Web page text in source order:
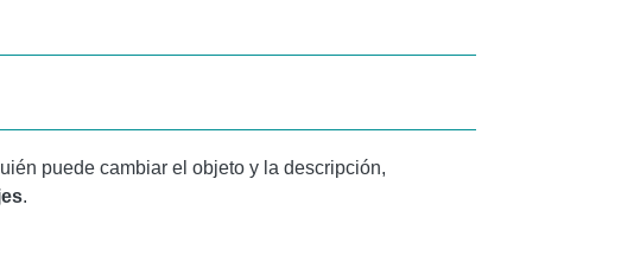
puede cambiar el objeto y la descripción,
.